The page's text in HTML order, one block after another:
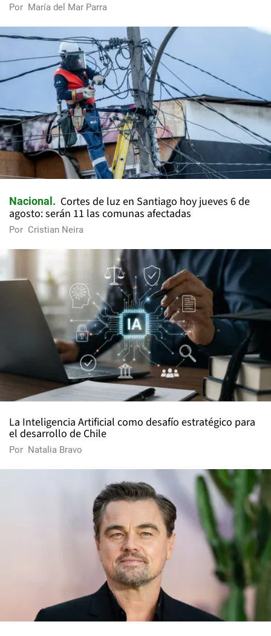
Por María del Mar Parra
Nacional
Cortes de luz en Santiago hoy jueves 6 de
agosto: serán 11 las comunas afectadas
Por Cristian Neira
La Inteligencia Artificial como desafío estratégico para
el desarrollo de Chile
Por Natalia Bravo